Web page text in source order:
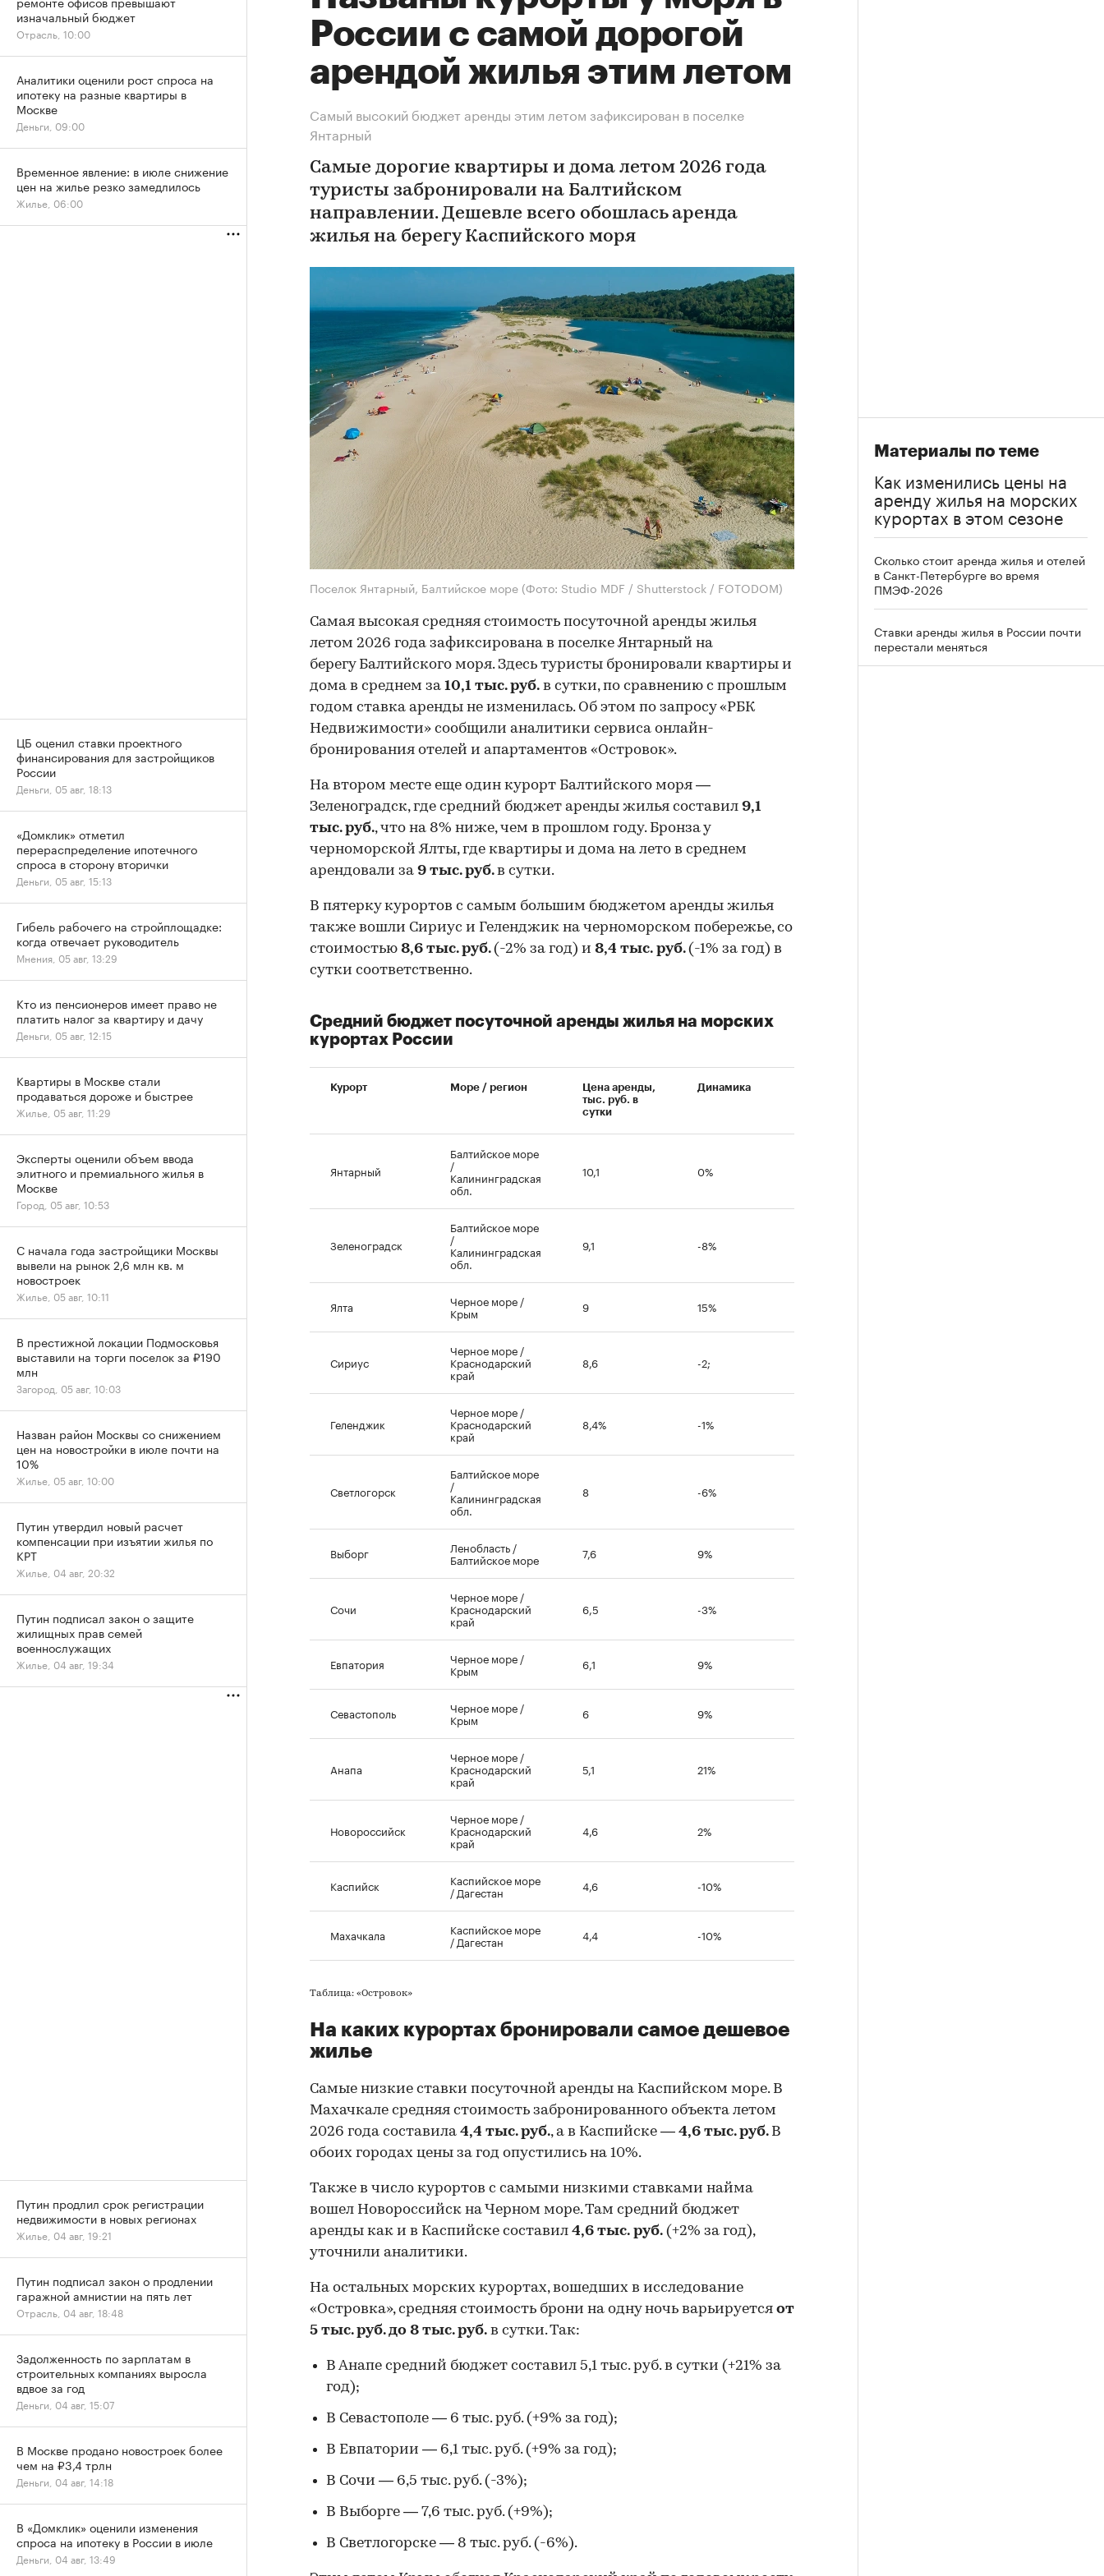
России с самой дорогой
арендой жилья этим летом
Самый высокий бюджет аренды этим летом зафиксирован в поселке
Янтарный
Самые дорогие квартиры и дома летом 2026 года
туристы забронировали на Балтийском
направлении. Дешевле всего обошлась аренда
жилья на берегу Каспийского моря
Поселок Янтарный, Балтийское море (Фото: Studio MDF / Shutterstock / FOTODOM)
Самая высокая средняя стоимость посуточной аренды жилья
летом 2026 года зафиксирована в поселке Янтарный на
берегу Балтийского моря. Здесь туристы бронировали квартиры и
дома в среднем за 10,1 тыс. руб. в сутки, по сравнению с прошлым
годом ставка аренды не изменилась. Об этом по запросу «РБК
Недвижимости» сообщили аналитики сервиса онлайн-
бронирования отелей и апартаментов «Островок».
На втором месте еще один курорт Балтийского моря —
Зеленоградск, где средний бюджет аренды жилья составил 9,1
тыс. руб., что на 8% ниже, чем в прошлом году. Бронза у
черноморской Ялты, где квартиры и дома на лето в среднем
арендовали за 9 тыс. руб.в сутки.
В пятерку курортов с самым большим бюджетом аренды жилья
также вошли Сириус и Геленджик на черноморском побережье, со
стоимостью 8,6 тыс. руб.(-2% за год) и 8,4 тыс. руб.(-1% за год) в
сутки соответственно.
00:00 00:00
Средний бюджет посуточной аренды жилья на морских
курортах России
Курорт Море / регион
Цена аренды,
тыс. руб. в
сутки
Динамика
Янтарный
Балтийское море
/
Калининградская
обл.
10,1 0%
Зеленоградск
Балтийское море
/
Калининградская
обл.
9,1 -8%
Ялта Черное море /
Крым 9 15%
Сириус
Черное море /
Краснодарский
край
8,6 -2;
Геленджик
Черное море /
Краснодарский
край
8,4% -1%
Светлогорск
Балтийское море
/
Калининградская
обл.
8 -6%
Выборг Ленобласть /
Балтийское море 7,6 9%
Сочи
Черное море /
Краснодарский
край
6,5 -3%
Евпатория Черное море /
Крым 6,1 9%
Севастополь Черное море /
Крым 6 9%
Анапа
Черное море /
Краснодарский
край
5,1 21%
Новороссийск
Черное море /
Краснодарский
край
4,6 2%
Каспийск Каспийское море
/ Дагестан 4,6 -10%
Махачкала Каспийское море
/ Дагестан 4,4 -10%
Таблица: «Островок»
На каких курортах бронировали самое дешевое
жилье
Самые низкие ставки посуточной аренды на Каспийском море. В
Махачкале средняя стоимость забронированного объекта летом
2026 года составила 4,4 тыс. руб., а в Каспийске — 4,6 тыс. руб. В
обоих городах цены за год опустились на 10%.
Также в число курортов с самыми низкими ставками найма
вошел Новороссийск на Черном море. Там средний бюджет
аренды как и в Каспийске составил 4,6 тыс. руб. (+2% за год),
уточнили аналитики.
На остальных морских курортах, вошедших в исследование
«Островка», средняя стоимость брони на одну ночь варьируется от
5 тыс. руб. до 8 тыс. руб. в сутки. Так:
В Анапе средний бюджет составил 5,1 тыс. руб. в сутки (+21% за
год);
В Севастополе — 6 тыс. руб. (+9% за год);
В Евпатории — 6,1 тыс. руб. (+9% за год);
В Сочи — 6,5 тыс. руб. (-3%);
В Выборге — 7,6 тыс. руб. (+9%);
В Светлогорске — 8 тыс. руб. (-6%).
Материалы по теме
Как изменились цены на
аренду жилья на морских
курортах в этом сезоне
Сколько стоит аренда жилья и отелей
в Санкт-Петербурге во время
ПМЭФ-2026
Ставки аренды жилья в России почти
перестали меняться
изначальный бюджет
Отрасль, 10:00
Аналитики оценили рост спроса на
ипотеку на разные квартиры в
Москве
Деньги, 09:00
Временное явление: в июле снижение
цен на жилье резко замедлилось
Жилье, 06:00
ЦБ оценил ставки проектного
финансирования для застройщиков
России
Деньги, 05 авг, 18:13
«Домклик» отметил
перераспределение ипотечного
спроса в сторону вторички
Деньги, 05 авг, 15:13
Гибель рабочего на стройплощадке:
когда отвечает руководитель
Мнения, 05 авг, 13:29
Кто из пенсионеров имеет право не
платить налог за квартиру и дачу
Деньги, 05 авг, 12:15
Квартиры в Москве стали
продаваться дороже и быстрее
Жилье, 05 авг, 11:29
Эксперты оценили объем ввода
элитного и премиального жилья в
Москве
Город, 05 авг, 10:53
С начала года застройщики Москвы
вывели на рынок 2,6 млн кв. м
новостроек
Жилье, 05 авг, 10:11
В престижной локации Подмосковья
выставили на торги поселок за ₽190
млн
Загород, 05 авг, 10:03
Назван район Москвы со снижением
цен на новостройки в июле почти на
10%
Жилье, 05 авг, 10:00
Путин утвердил новый расчет
компенсации при изъятии жилья по
КРТ
Жилье, 04 авг, 20:32
Путин подписал закон о защите
жилищных прав семей
военнослужащих
Жилье, 04 авг, 19:34
Путин продлил срок регистрации
недвижимости в новых регионах
Жилье, 04 авг, 19:21
Путин подписал закон о продлении
гаражной амнистии на пять лет
Отрасль, 04 авг, 18:48
Задолженность по зарплатам в
строительных компаниях выросла
вдвое за год
Деньги, 04 авг, 15:07
В Москве продано новостроек более
чем на ₽3,4 трлн
Деньги, 04 авг, 14:18
В «Домклик» оценили изменения
спроса на ипотеку в России в июле
Деньги, 04 авг, 13:49